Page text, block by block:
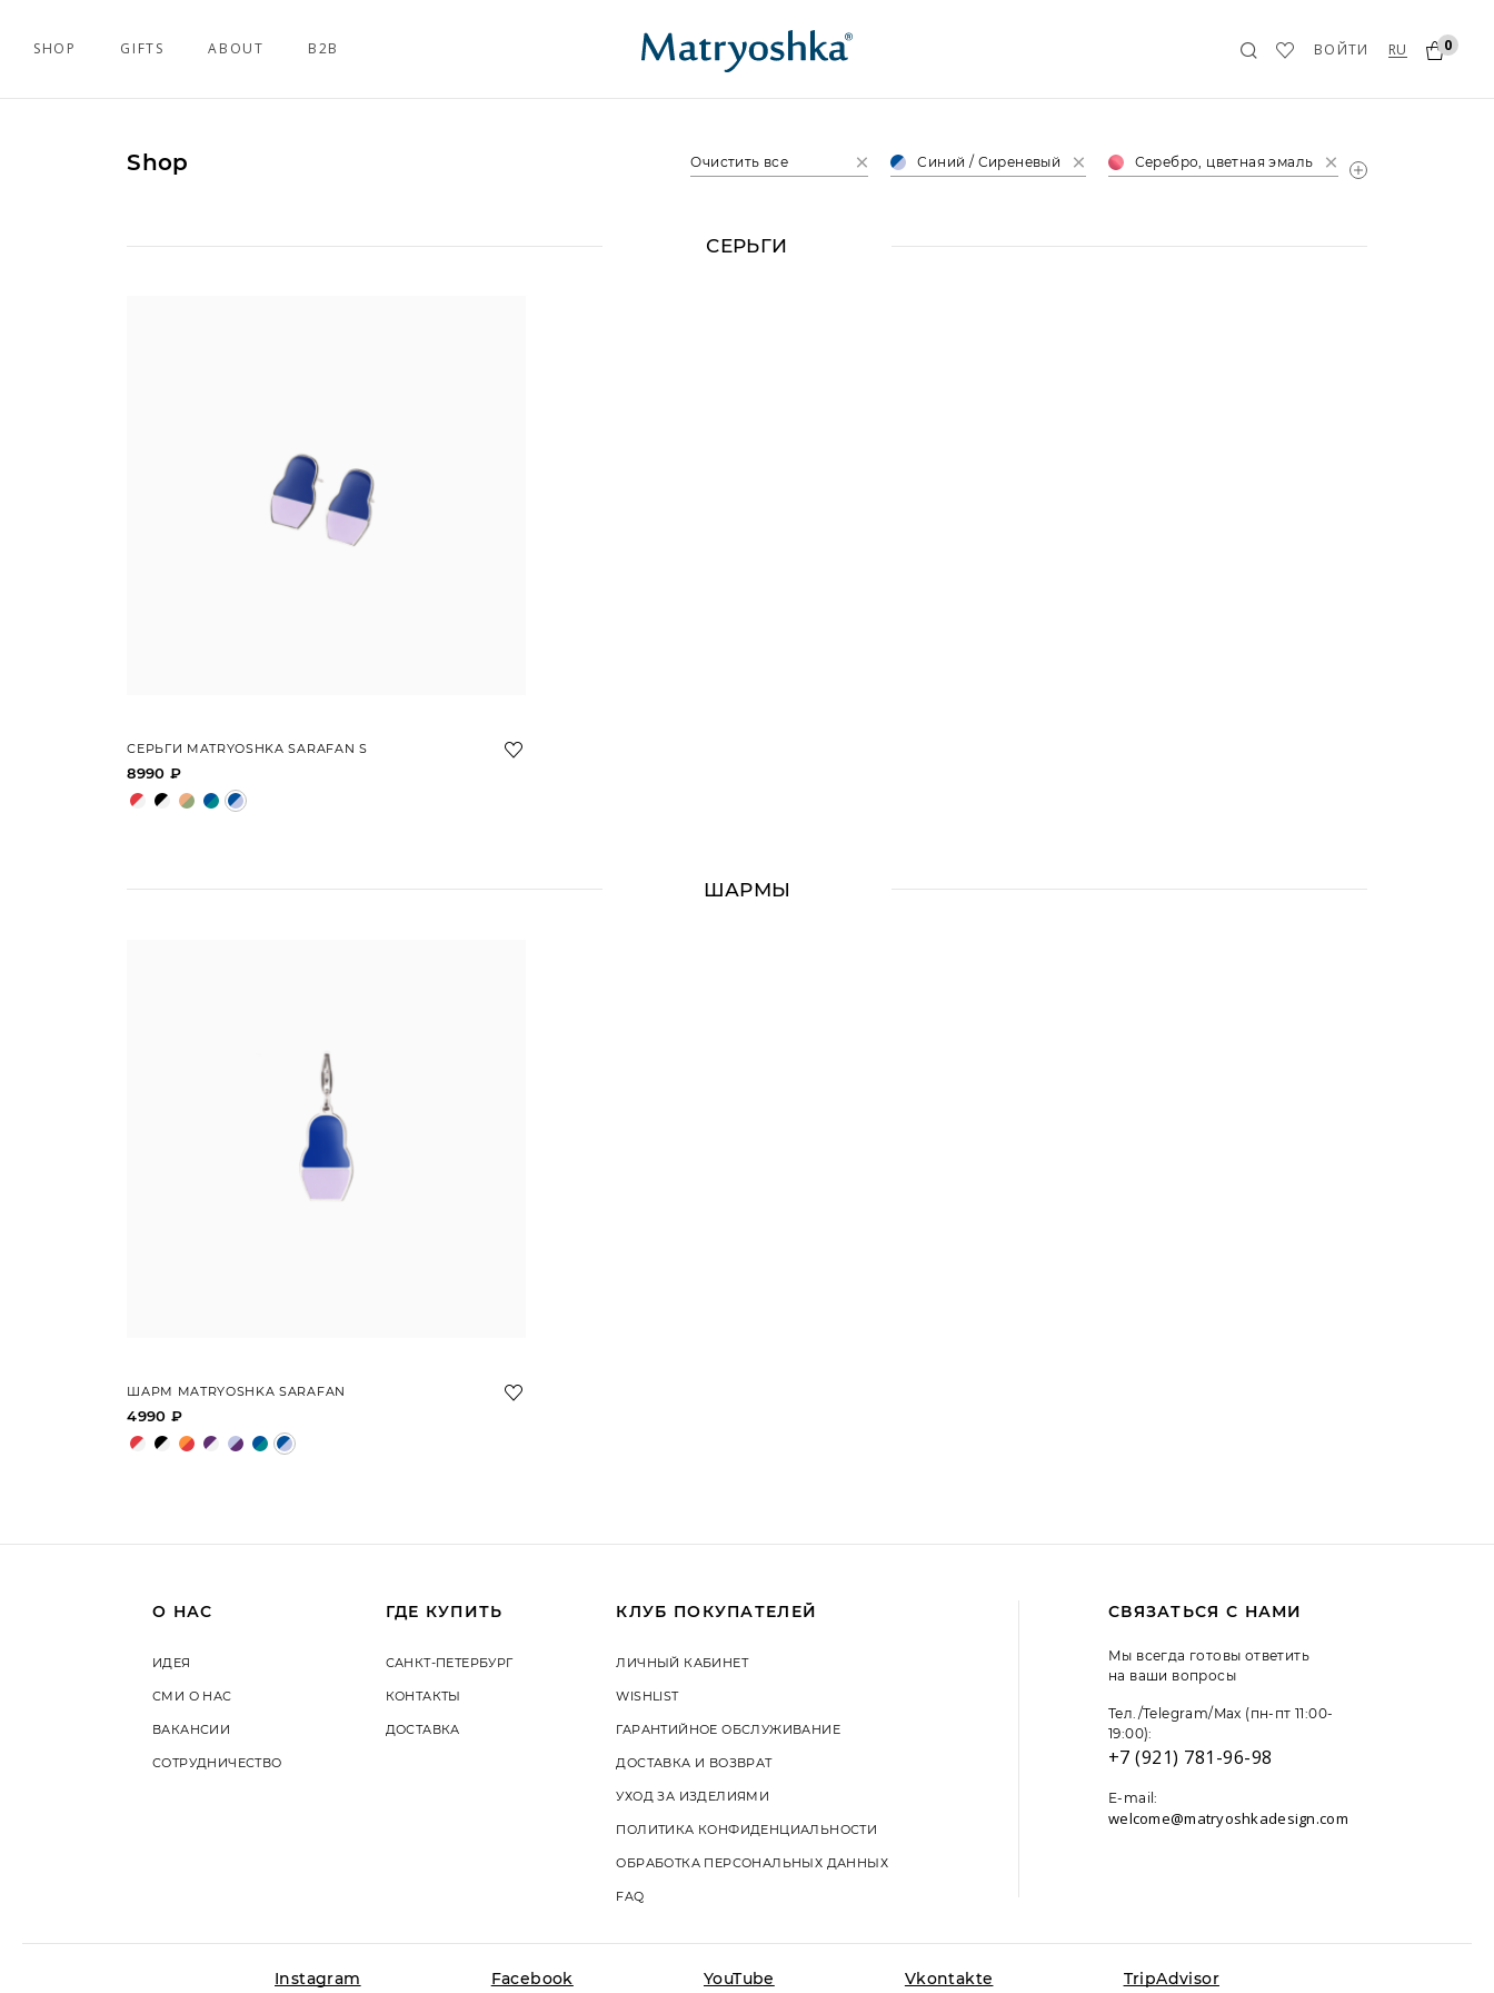
SHOP GIFTS ABOUT B2B ВОЙТИ RU 0
Shop Очистить все Синий / Сиреневый Серебро, цветная эмаль
СЕРЬГИ
СЕРЬГИ MATRYOSHKA SARAFAN S
8990 ₽
ШАРМЫ
ШАРМ MATRYOSHKA SARAFAN
4990 ₽
О НАС
ИДЕЯ
СМИ О НАС
ВАКАНСИИ
СОТРУДНИЧЕСТВО
ГДЕ КУПИТЬ
САНКТ-ПЕТЕРБУРГ
КОНТАКТЫ
ДОСТАВКА
КЛУБ ПОКУПАТЕЛЕЙ
ЛИЧНЫЙ КАБИНЕТ
WISHLIST
ГАРАНТИЙНОЕ ОБСЛУЖИВАНИЕ
ДОСТАВКА И ВОЗВРАТ
УХОД ЗА ИЗДЕЛИЯМИ
ПОЛИТИКА КОНФИДЕНЦИАЛЬНОСТИ
ОБРАБОТКА ПЕРСОНАЛЬНЫХ ДАННЫХ
FAQ
СВЯЗАТЬСЯ С НАМИ
Мы всегда готовы ответить
на ваши вопросы
Тел./Telegram/Max (пн-пт 11:00-
19:00):
+7 (921) 781-96-98
E-mail:
welcome@matryoshkadesign.com
Вы даете согласие на использование данных технологий,подробнее
Vkontakte
Facebook
Instagram YouTube TripAdvisor